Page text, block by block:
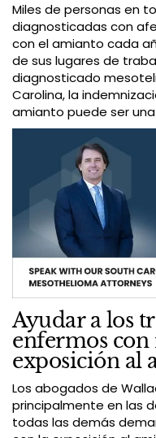
Miles de personas en
diagnosticadas con
con el amianto cada
de sus lugares de
diagnosticado
Carolina, la
amianto puede ser
Ayudar a los
enfermos con
exposición al
Los abogados de
principalmente en las
todas las demás